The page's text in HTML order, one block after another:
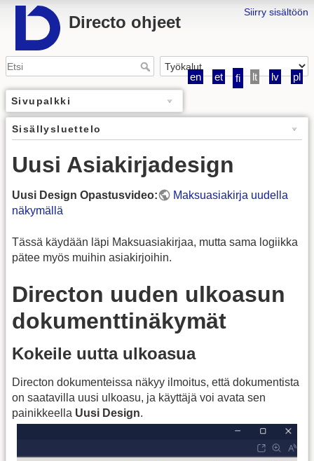
Siirry sisältöön
Directo ohjeet
en et fi lt lv pl
Sivupalkki
Sisällysluettelo
Uusi Asiakirjadesign
Uusi Design Opastusvideo:
Maksuasiakirja uudella
näkymällä
Tässä käydään läpi Maksuasiakirjaa, mutta sama logiikka
pätee myös muihin asiakirjoihin.
Directon uuden ulkoasun
dokumenttinäkymät
Kokeile uutta ulkoasua
Directon dokumenteissa näkyy ilmoitus, että dokumentista
on saatavilla uusi ulkoasu, ja käyttäjä voi avata sen
painikkeella Uusi Design.